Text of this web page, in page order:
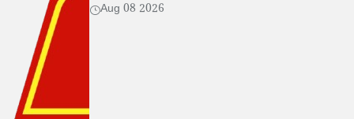
Aug 08 2026